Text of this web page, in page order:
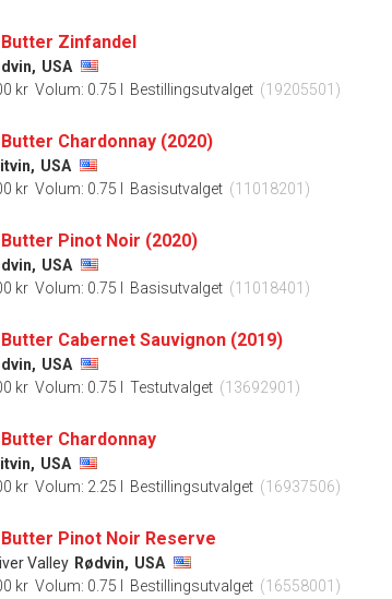
Zinfandel
USA
kr Volum: 0.75 l Bestillingsutvalget (19205501)
Chardonnay (2020)
USA
kr Volum: 0.75 l Basisutvalget (11018201)
Pinot Noir (2020)
USA
kr Volum: 0.75 l Basisutvalget (11018401)
Cabernet Sauvignon (2019)
USA
kr Volum: 0.75 l Testutvalget (13692901)
Chardonnay
USA
kr Volum: 2.25 l Bestillingsutvalget (16937506)
Pinot Noir Reserve
Valley Rødvin, USA
kr Volum: 0.75 l Bestillingsutvalget (16558001)